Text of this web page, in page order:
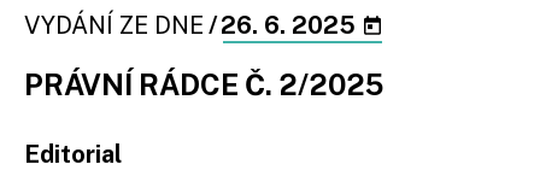
VYDÁNÍ ZE DNE /26. 6. 2025
PRÁVNÍ RÁDCE Č. 2/2025
Editorial